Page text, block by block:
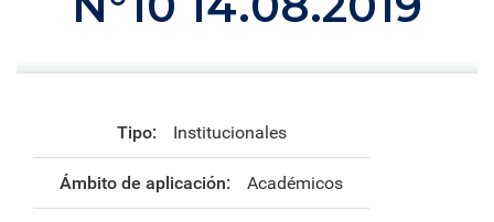
Tipo: Institucionales
Ámbito de aplicación: Académicos